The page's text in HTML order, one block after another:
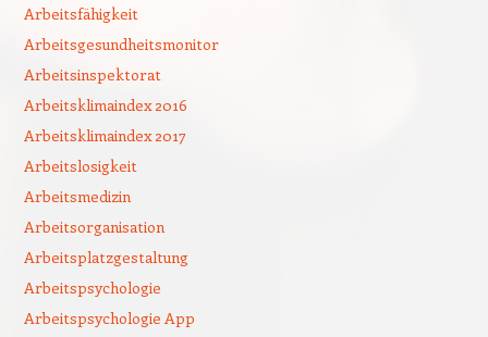
Arbeitsfähigkeit
Arbeitsgesundheitsmonitor
Arbeitsinspektorat
Arbeitsklimaindex 2016
Arbeitsklimaindex 2017
Arbeitslosigkeit
Arbeitsmedizin
Arbeitsorganisation
Arbeitsplatzgestaltung
Arbeitspsychologie
Arbeitspsychologie App